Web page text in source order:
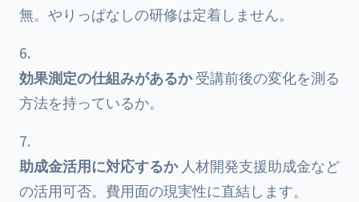
無。やりっぱなしの研修は定着しません。
効果測定の仕組みがあるか受講前後の変化を測る
方法を持っているか。
助成金活用に対応するか 人材開発支援助成金など
の活用可否。費用面の現実性に直結します。